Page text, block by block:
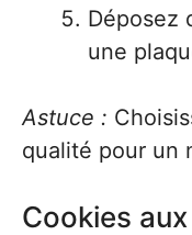
Déposez
une
Astuce :
qualité pour un
Cookies